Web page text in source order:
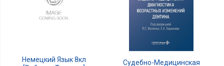
Немецкий Язык 8кл
Судебно-Медицинская